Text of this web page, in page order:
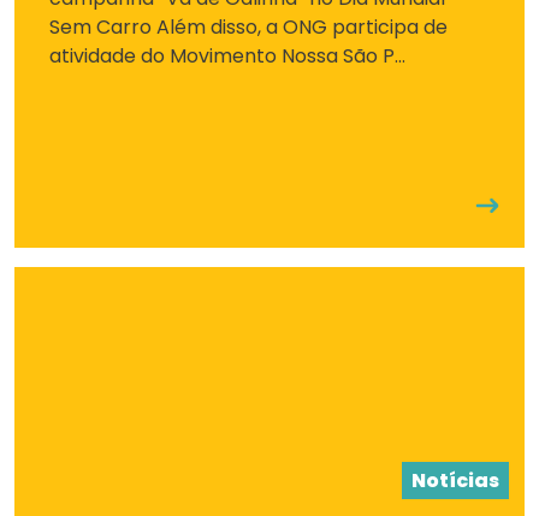
Sem Carro Além disso, a ONG participa de
atividade do Movimento Nossa São P...
Notícias